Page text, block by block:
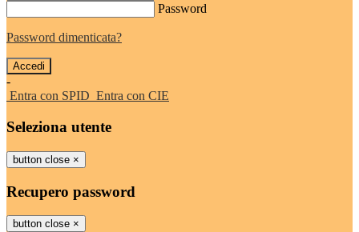
Password
Password dimenticata?
-
Entra con SPID Entra con CIE
Seleziona utente
button close ×
Recupero password
button close ×